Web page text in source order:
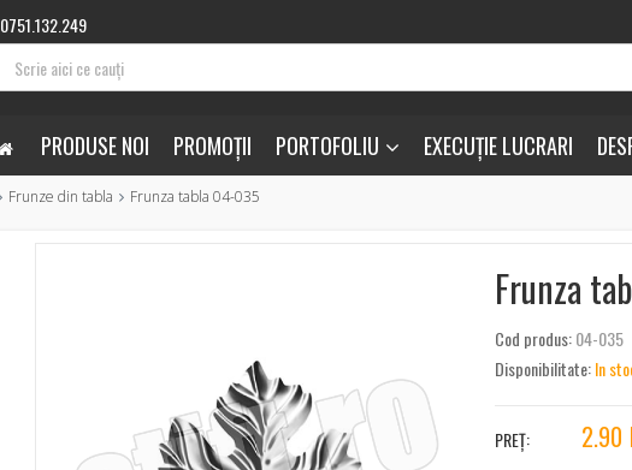
0751.132.249
PRODUSE NOI PROMOȚII PORTOFOLIU EXECUȚIE LUCRARI
Frunze din tabla Frunza tabla 04-035
Frunza
Cod produs:04-035
Disponibilitate:In
PREȚ: 2.90